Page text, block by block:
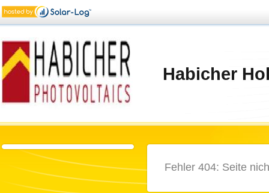
Habicher
Fehler 404: Seite